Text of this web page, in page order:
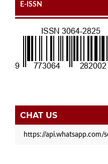
E-ISSN
CHAT US
https://api.whatsapp.com/